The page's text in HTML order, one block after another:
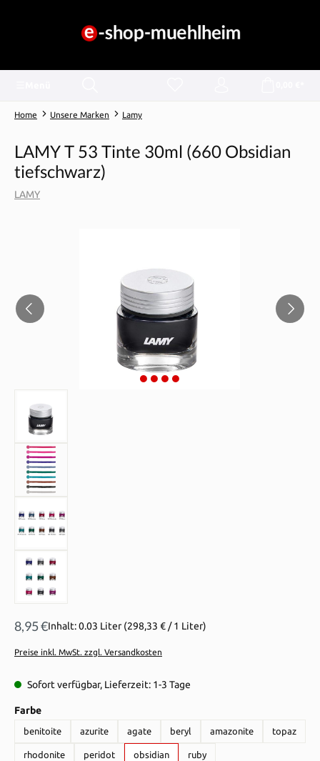
Home Unsere Marken Lamy
LAMY T 53 Tinte 30ml (660 Obsidian
tiefschwarz)
LAMY
8,95 €Inhalt:0.03 Liter(298,33 € / 1 Liter)
Preise inkl. MwSt. zzgl. Versandkosten
Sofort verfügbar, Lieferzeit: 1-3 Tage
Farbeauswählen
benitoite azurite agate beryl amazonite topaz
rhodonite peridot obsidian ruby